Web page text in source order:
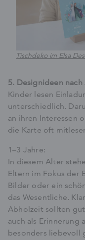
Tischdeko im Elsa
5. Designideen
Kinder lesen
unterschiedlich.
an ihren Interessen
die Karte oft
1–3 Jahre:
In diesem Alter
Eltern im Fokus der
Bilder oder ein
das Wesentliche.
Abholzeit sollten
auch als Erinnerung
besonders liebevoll